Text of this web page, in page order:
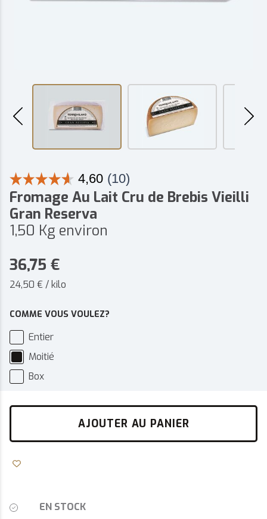
Fromage Au Lait Cru de Brebis Vieilli
Gran Reserva
1,50 Kg environ
36,75 €
24,50 € / kilo
COMME VOUS VOULEZ?
Entier
Moitié
Box
AJOUTER AU PANIER
EN STOCK